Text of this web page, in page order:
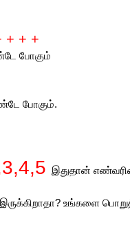
+ + +
போகும்
போகும்.
இதுதான்
உங்களை